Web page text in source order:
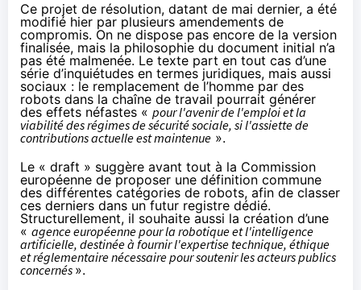
Ce projet de résolution, datant de mai dernier, a été
modifié hier par plusieurs amendements de
compromis. On ne dispose pas encore de la version
finalisée, mais la philosophie du document initial n’a
pas été malmenée. Le texte part en tout cas d’une
série d’inquiétudes en termes juridiques, mais aussi
sociaux : le remplacement de l’homme par des
robots dans la chaîne de travail pourrait générer
des effets néfastes « pour l'avenir de l'emploi et la
viabilité des régimes de sécurité sociale, si l'assiette de
contributions actuelle est maintenue ».
Le « draft » suggère avant tout à la Commission
européenne de proposer une définition commune
des différentes catégories de robots, afin de classer
ces derniers dans un futur registre dédié.
Structurellement, il souhaite aussi la création d’une
« agence européenne pour la robotique et l'intelligence
artificielle, destinée à fournir l'expertise technique, éthique
et réglementaire nécessaire pour soutenir les acteurs publics
concernés ».